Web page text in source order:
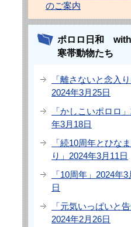
のご案内
ポロロ日和 with
寒帯動物たち
「離さないと念入り
2024年3月25日
「かしこいポロロ
年3月18日
「続10周年とひな
り」2024年3月11日
「10周年」2024年3
日
「元気いっぱいと告
2024年2月26日